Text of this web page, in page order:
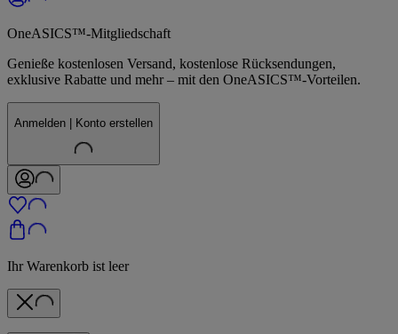
OneASICS™-Mitgliedschaft
Genieße kostenlosen Versand, kostenlose Rücksendungen,
exklusive Rabatte und mehr – mit den OneASICS™-Vorteilen.
Anmelden | Konto erstellen
Ihr Warenkorb ist leer